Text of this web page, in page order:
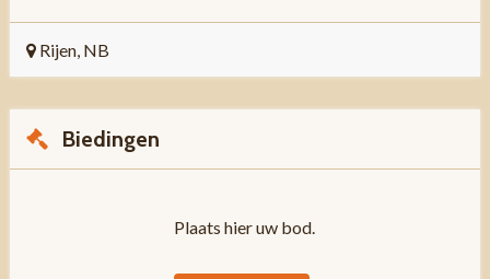
Rijen, NB
Biedingen
Plaats hier uw bod.